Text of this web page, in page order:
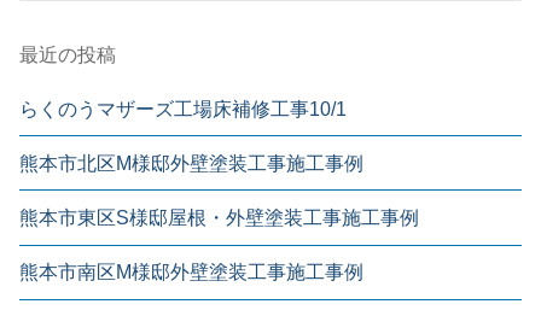
ン
最近の投稿
らくのうマザーズ工場床補修工事10/1
熊本市北区M様邸外壁塗装工事施工事例
熊本市東区S様邸屋根・外壁塗装工事施工事例
熊本市南区M様邸外壁塗装工事施工事例